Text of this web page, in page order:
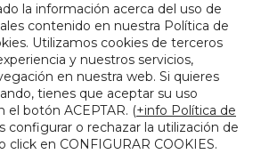
la información acerca del uso de
contenido en nuestra Política de
Utilizamos cookies de terceros
y nuestros servicios,
en nuestra web. Si quieres
tienes que aceptar su uso
el botón ACEPTAR. (+info Política de
configurar o rechazar la utilización de
click en CONFIGURAR COOKIES.